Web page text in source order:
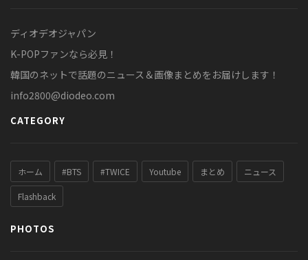
ディオデオジャパン
K-POPファンなら必見！
韓国のネットで話題のニュース＆画像まとめをお届けします！
info2800@diodeo.com
CATEGORY
ホーム #BTS #TWICE Youtube まとめ ニュース
Flashback
PHOTOS